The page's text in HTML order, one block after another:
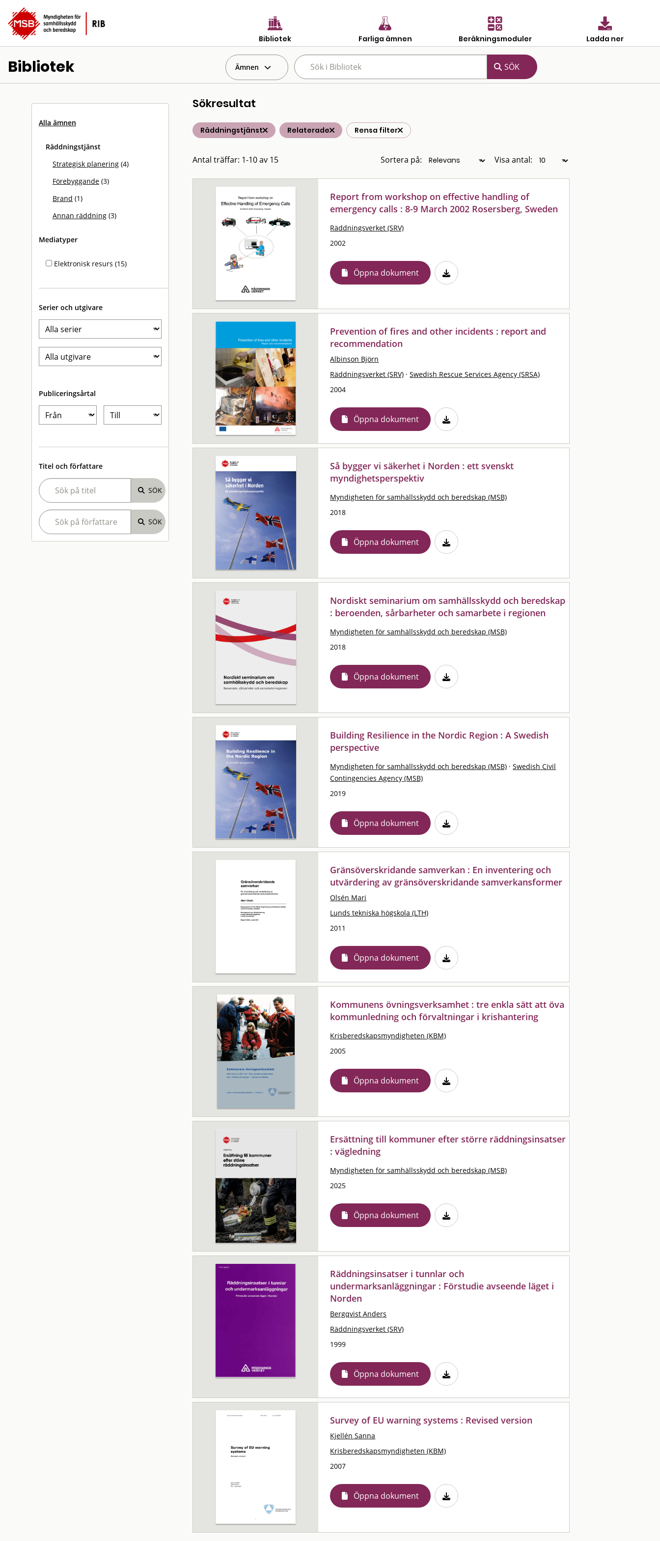
Bibliotek Farliga ämnen Beräkningsmoduler Ladda ner
Bibliotek Ämnen
Alla ämnen
Räddningstjänst
Strategisk planering (4)
Förebyggande (3)
Brand (1)
Annan räddning (3)
Mediatyper
Elektronisk resurs (15)
Serier och utgivare
Publiceringsårtal
Titel och författare
Sökresultat
Räddningstjänst Relaterade Rensa filter
Antal träffar: 1-10 av 15 Sortera på: Visa antal:
Report from workshop on effective handling of
emergency calls : 8-9 March 2002 Rosersberg, Sweden
Räddningsverket (SRV)
2002
Öppna dokument
Prevention of fires and other incidents : report and
recommendation
Albinson Björn
Räddningsverket (SRV) · Swedish Rescue Services Agency (SRSA)
2004
Öppna dokument
Så bygger vi säkerhet i Norden : ett svenskt
myndighetsperspektiv
Myndigheten för samhällsskydd och beredskap (MSB)
2018
Öppna dokument
Nordiskt seminarium om samhällsskydd och beredskap
: beroenden, sårbarheter och samarbete i regionen
Myndigheten för samhällsskydd och beredskap (MSB)
2018
Öppna dokument
Building Resilience in the Nordic Region : A Swedish
perspective
Myndigheten för samhällsskydd och beredskap (MSB) · Swedish Civil
Contingencies Agency (MSB)
2019
Öppna dokument
Gränsöverskridande samverkan : En inventering och
utvärdering av gränsöverskridande samverkansformer
Olsén Mari
Lunds tekniska högskola (LTH)
2011
Öppna dokument
Kommunens övningsverksamhet : tre enkla sätt att öva
kommunledning och förvaltningar i krishantering
Krisberedskapsmyndigheten (KBM)
2005
Öppna dokument
Ersättning till kommuner efter större räddningsinsatser
: vägledning
Myndigheten för samhällsskydd och beredskap (MSB)
2025
Öppna dokument
Räddningsinsatser i tunnlar och
undermarksanläggningar : Förstudie avseende läget i
Norden
Bergqvist Anders
Räddningsverket (SRV)
1999
Öppna dokument
Survey of EU warning systems : Revised version
Kjellén Sanna
Krisberedskapsmyndigheten (KBM)
2007
Öppna dokument